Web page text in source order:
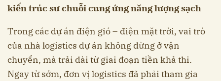
kiến trúc sư chuỗi cung ứng năng lượng sạch
Trong các dự án điện gió – điện mặt trời, vai trò
của nhà logistics dự án không dừng ở vận
chuyển, mà trải dài từ giai đoạn tiền khả thi.
Ngay từ sớm, đơn vị logistics đã phải tham gia